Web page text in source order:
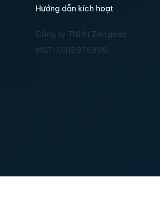
Hướng dẫn kích hoạt
Công ty TNHH Zeitgeist
MST: 0315976395